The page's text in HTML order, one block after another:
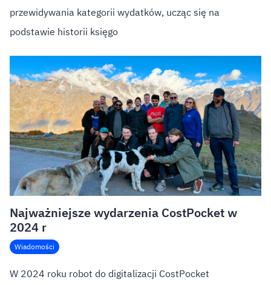
przewidywania kategorii wydatków, ucząc się na
podstawie historii księgo
Wiadomości
Najważniejsze wydarzenia CostPocket w
2024 r
W 2024 roku robot do digitalizacji CostPocket